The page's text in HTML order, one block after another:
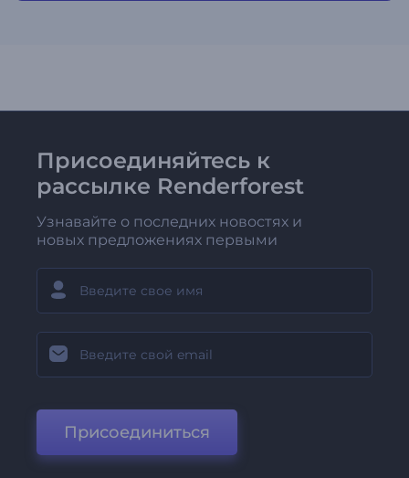
Присоединяйтесь к
рассылке Renderforest
Узнавайте о последних новостях и
новых предложениях первыми
Присоединиться